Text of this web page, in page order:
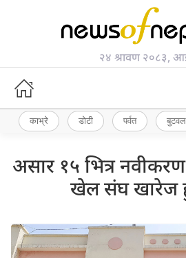
२४ श्रावण २०८३,
काभ्रे डोटी पर्वत बुटवल
असार १५ भित्र नवीकरण
खेल संघ खारेज